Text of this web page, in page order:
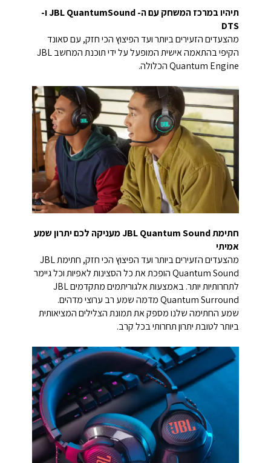
תיהיו במרכז המשחק עם ה- JBL QuantumSound ו-
DTS
מהצעדים הזעירים ביותר ועד הפיצוץ הכי חזק, עם סאונד
הקיפי בהתאמה אישית המופעל על ידי תוכנת המחשב JBL
Quantum Engine הכלולה.
חתימת JBL Quantum Sound מעניקה לכם יתרון שמע
אמיתי
מהצעדים הזעירים ביותר ועד הפיצוץ הכי חזק, חתימת JBL
Quantum Sound הופכת את כל הסצינות לאפיות וכל גיימר
לתחרותיות יותר. באמצעות אלגוריתמים מתקדמים JBL
Quantum Surround מדמה שמע רב ערוצי מדהים.
שמע החתימה שלנו מספק את תמונת הצלילים המציאותית
ביותר לטובת יתרון תחרותי בכל קרב.